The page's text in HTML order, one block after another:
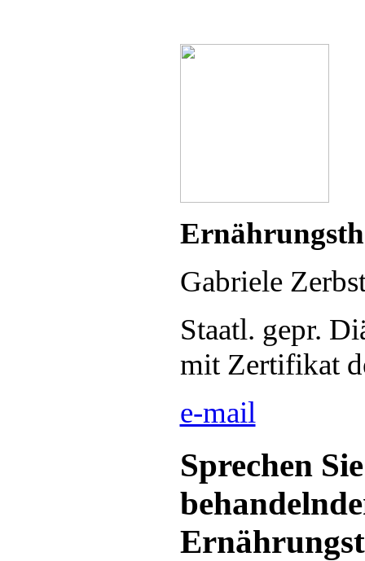
Gabriele
Staatl. gepr.
mit Zertifikat
e-mail
Sprechen